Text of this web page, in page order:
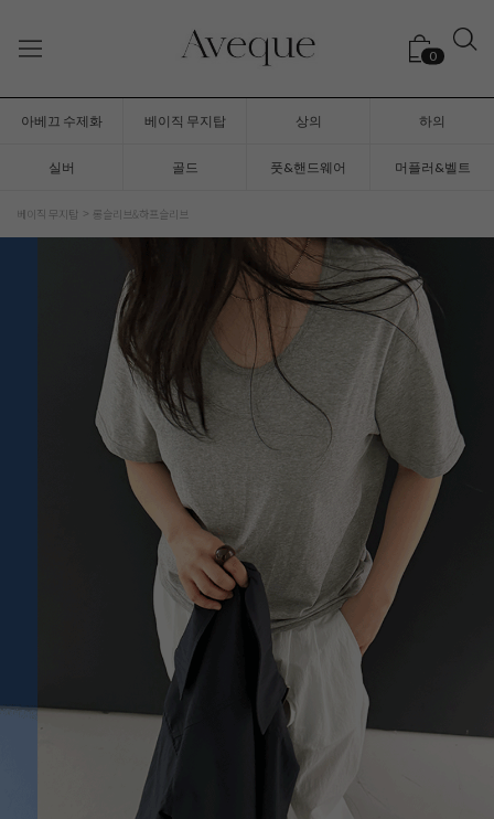
0
아베끄 수제화 베이직 무지탑 상의 하의
실버 골드 풋&핸드웨어 머플러&벨트
베이직 무지탑 롱슬리브&하프슬리브